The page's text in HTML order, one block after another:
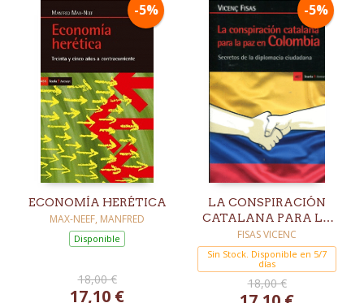
-5%
ECONOMÍA HERÉTICA
MAX-NEEF, MANFRED
Disponible
18,00 €
17,10 €
-5%
LA CONSPIRACIÓN
CATALANA PARA LA
PAZ EN COLOMBIA
FISAS VICENC
Sin Stock. Disponible en 5/7
días
18,00 €